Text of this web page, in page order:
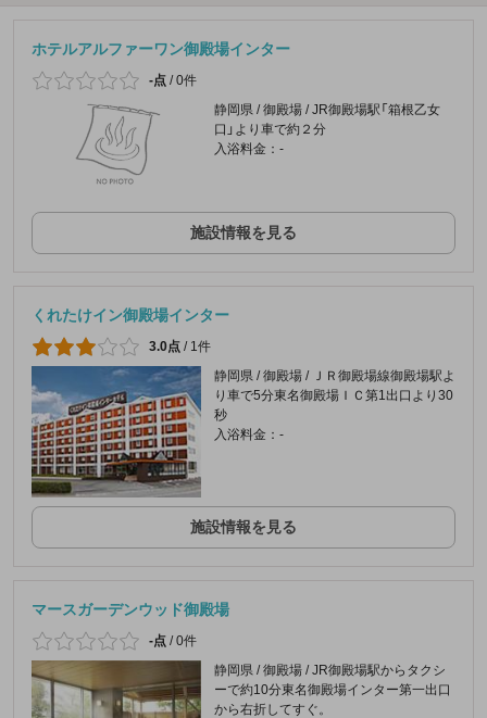
ホテルアルファーワン御殿場インター
-点 /0件
静岡県 / 御殿場 / JR御殿場駅「箱根乙女
口」より車で約２分
入浴料金：-
施設情報を見る
くれたけイン御殿場インター
3.0点 / 1件
静岡県 / 御殿場 / ＪＲ御殿場線御殿場駅よ
り車で5分東名御殿場ＩＣ第1出口より30
秒
入浴料金：-
施設情報を見る
マースガーデンウッド御殿場
-点 /0件
静岡県 / 御殿場 / JR御殿場駅からタクシ
ーで約10分東名御殿場インター第一出口
から右折してすぐ。